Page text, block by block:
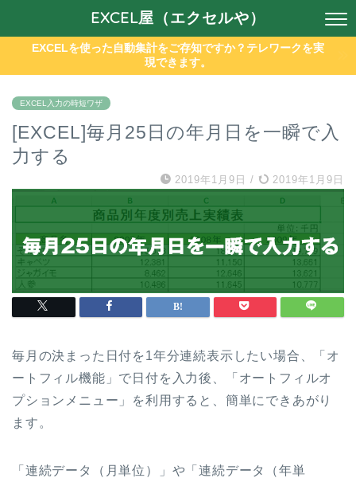
EXCEL屋（エクセルや）
EXCELを使った自動集計をご存知ですか？テレワークを実
現できます。
EXCEL入力の時短ワザ
[EXCEL]毎月25日の年月日を一瞬で入
力する
2019年1月9日 / 2019年1月9日
毎月の決まった日付を1年分連続表示したい場合、「オ
ートフィル機能」で日付を入力後、「オートフィルオ
プションメニュー」を利用すると、簡単にできあがり
ます。
「連続データ（月単位）」や「連続データ（年単